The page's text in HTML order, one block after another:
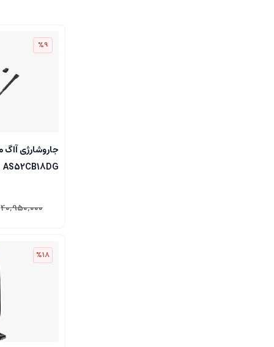
%9
AS52CB18DG
40,950,000
%18